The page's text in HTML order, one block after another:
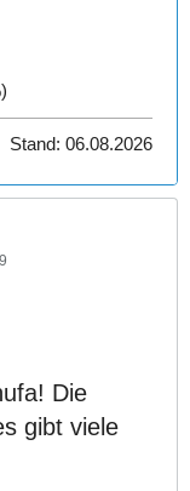
Stand: 06.08.2026
Die
gibt viele